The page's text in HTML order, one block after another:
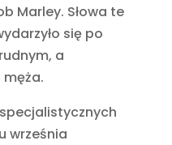
Marley. Słowa te
się po
a
września